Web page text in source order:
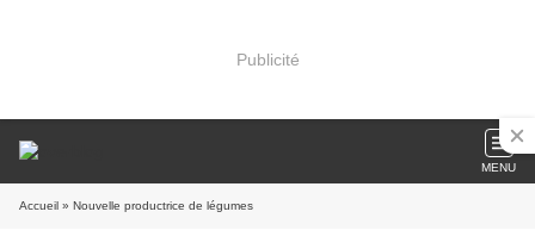
Publicité
MENU
Accueil » Nouvelle productrice de légumes